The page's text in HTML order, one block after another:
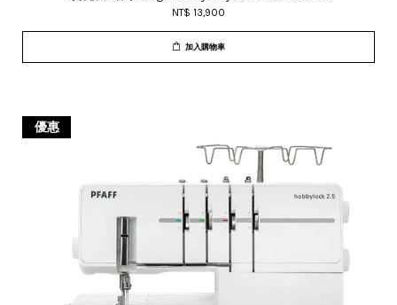
NT$ 13,900
加入購物車
優惠